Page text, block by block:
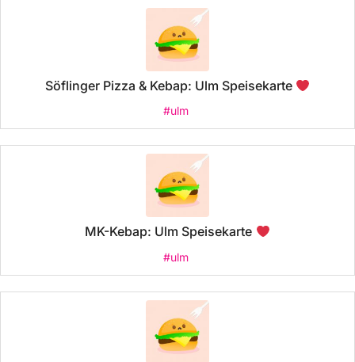
Söflinger Pizza & Kebap: Ulm Speisekarte
#ulm
MK-Kebap: Ulm Speisekarte
#ulm